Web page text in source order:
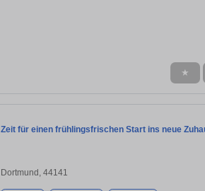
★
Zeit für einen frühlingsfrischen Start ins neue
Dortmund, 44141